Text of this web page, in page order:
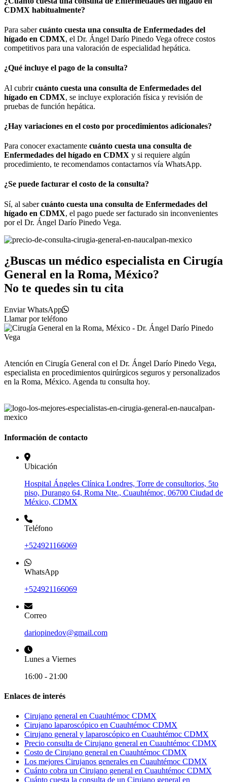
CDMX habitualmente?
Para sabercuánto cuesta una consulta de Enfermedades del
hígado en CDMX, el Dr. Ángel Darío Pinedo Vega ofrece costos
competitivos para una valoración de especialidad hepática.
¿Qué incluye el pago de la consulta?
Al cubrircuánto cuesta una consulta de Enfermedades del
hígado en CDMX, se incluye exploración física y revisión de
pruebas de función hepática.
¿Hay variaciones en el costo por procedimientos adicionales?
Para conocer exactamente cuánto cuesta una consulta de
Enfermedades del hígado en CDMX y si requiere algún
procedimiento, te recomendamos contactarnos vía WhatsApp.
¿Se puede facturar el costo de la consulta?
Sí, al sabercuánto cuesta una consulta de Enfermedades del
hígado en CDMX, el pago puede ser facturado sin inconvenientes
por el Dr. Ángel Darío Pinedo Vega.
¿Buscas un médico especialista en Cirugía
General en la Roma, México?
No te quedes sin tu cita
Enviar WhatsApp
Llamar por teléfono
Atención en Cirugía General con el Dr. Ángel Darío Pinedo Vega,
especialista en procedimientos quirúrgicos seguros y personalizados
en la Roma, México. Agenda tu consulta hoy.
Información de contacto
Ubicación
Hospital Ángeles Clínica Londres, Torre de consultorios, 5to
piso, Durango 64, Roma Nte., Cuauhtémoc, 06700 Ciudad de
México, CDMX
Teléfono
+524921166069
WhatsApp
+524921166069
Correo
dariopinedov@gmail.com
Lunes a Viernes
16:00 - 21:00
Enlaces de interés
Cirujano general en Cuauhtémoc CDMX
Cirujano laparoscópico en Cuauhtémoc CDMX
Cirujano general y laparoscópico en Cuauhtémoc CDMX
Precio consulta de Cirujano general en Cuauhtémoc CDMX
Costo de Cirujano general en Cuauhtémoc CDMX
Los mejores Cirujanos generales en Cuauhtémoc CDMX
Cuánto cobra un Cirujano general en Cuauhtémoc CDMX
Cuánto cuesta la consulta de un Cirujano general en